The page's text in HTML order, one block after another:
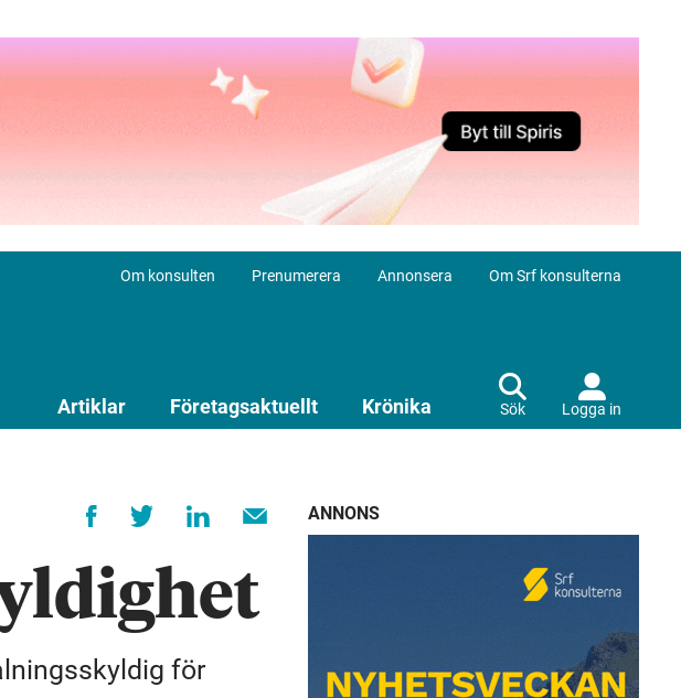
Om konsulten Prenumerera Annonsera Om Srf konsulterna
Artiklar Företagsaktuellt Krönika Sök Logga in
för
ANNONS